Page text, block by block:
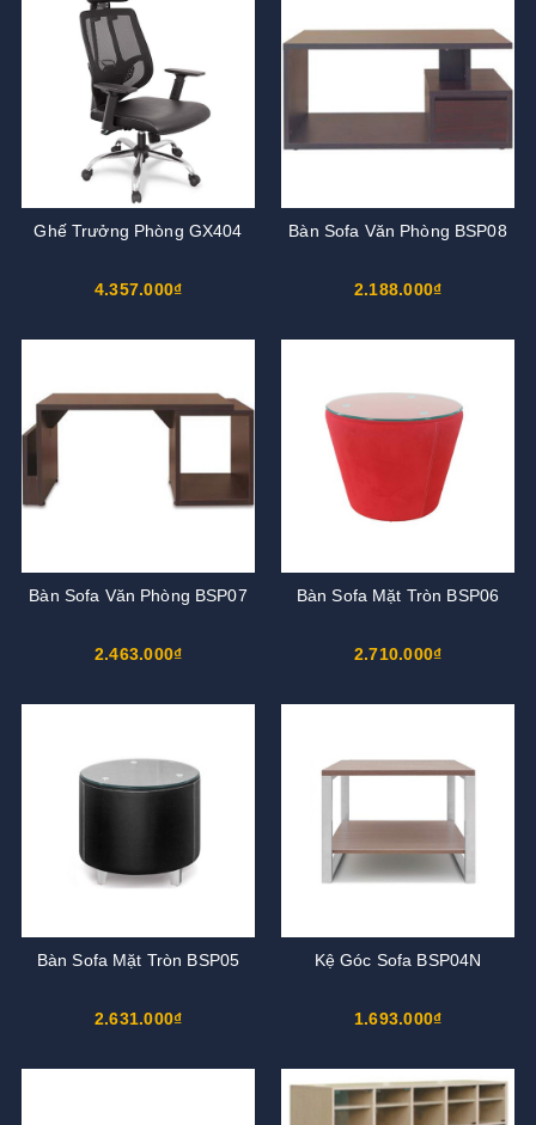
Ghế Trưởng Phòng GX404
4.357.000₫
Bàn Sofa Văn Phòng BSP08
2.188.000₫
Bàn Sofa Văn Phòng BSP07
2.463.000₫
Bàn Sofa Mặt Tròn BSP06
2.710.000₫
Bàn Sofa Mặt Tròn BSP05
2.631.000₫
Kệ Góc Sofa BSP04N
1.693.000₫